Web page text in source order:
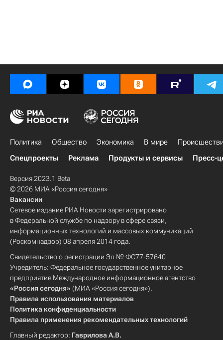
Политика Общество Экономика В мире
Спецпроекты
Реклама Продукты и сервисы Пресс-
Версия 2023.1 Beta
© 2026 МИА «Россия сегодня»
Вакансии
Сетевое издание РИА Новости зарегистрировано
в Федеральной службе по надзору в сфере связи,
информационных технологий и массовых коммуникаций
(Роскомнадзор) 08 апреля 2014 года.
Свидетельство о регистрации Эл № ФС77-57640
Учредитель: Федеральное государственное унитарное
предприятие Международное информационное агентство
«Россия сегодня» (МИА «Россия сегодня»).
Правила использования материалов
Политика конфиденциальности
Правила применения рекомендательных технологий
Главный редактор: Гаврилова А.В.